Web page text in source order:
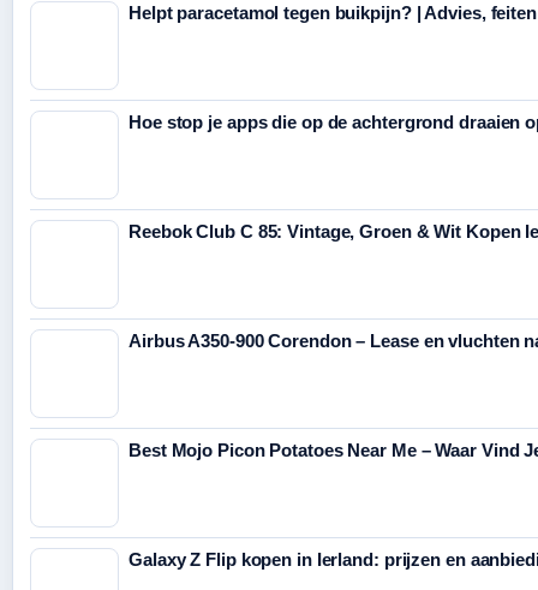
Helpt paracetamol tegen buikpijn? | Advies,
Hoe stop je apps die op de achtergrond draaien
Reebok Club C 85: Vintage, Groen & Wit Kopen
Airbus A350-900 Corendon – Lease en vluchten
Best Mojo Picon Potatoes Near Me – Waar Vind
Galaxy Z Flip kopen in Ierland: prijzen en